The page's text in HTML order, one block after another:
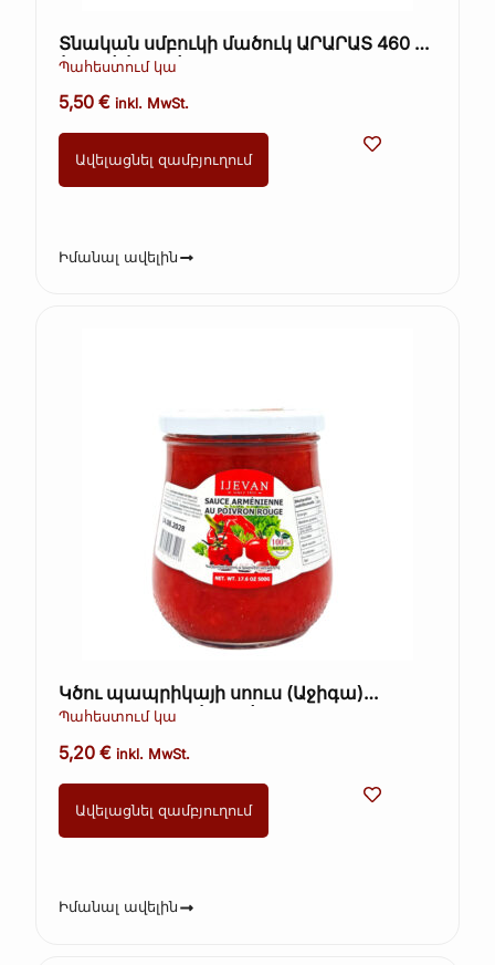
Տնական սմբուկի մածուկ ԱՐԱՐԱՏ 460 գ
(Kopie) (Kopie)
Պահեստում կա
5,50€ inkl. MwSt.
Ավելացնել զամբյուղում
Իմանալ ավելին
Կծու պապրիկայի սոուս (Աջիգա)
ARTFOOD 260գ (Kopie)
Պահեստում կա
5,20€ inkl. MwSt.
Ավելացնել զամբյուղում
Իմանալ ավելին